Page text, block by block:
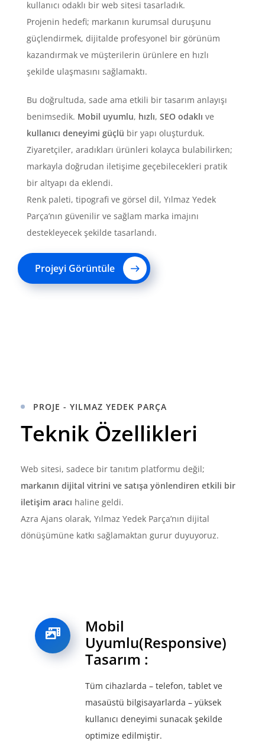
kullanıcı odaklı bir web sitesi tasarladık.
Projenin hedefi; markanın kurumsal duruşunu
güçlendirmek, dijitalde profesyonel bir görünüm
kazandırmak ve müşterilerin ürünlere en hızlı
şekilde ulaşmasını sağlamaktı.
Bu doğrultuda, sade ama etkili bir tasarım anlayışı
benimsedik. Mobil uyumlu, hızlı, SEO odaklı ve
kullanıcı deneyimi güçlü bir yapı oluşturduk.
Ziyaretçiler, aradıkları ürünleri kolayca bulabilirken;
markayla doğrudan iletişime geçebilecekleri pratik
bir altyapı da eklendi.
Renk paleti, tipografi ve görsel dil, Yılmaz Yedek
Parça’nın güvenilir ve sağlam marka imajını
destekleyecek şekilde tasarlandı.
Projeyi Görüntüle
PROJE - YILMAZ YEDEK PARÇA
Teknik Özellikleri
Web sitesi, sadece bir tanıtım platformu değil;
markanın dijital vitrini ve satışa yönlendiren etkili bir
iletişim aracı haline geldi.
Azra Ajans olarak, Yılmaz Yedek Parça’nın dijital
dönüşümüne katkı sağlamaktan gurur duyuyoruz.
Mobil
Uyumlu(Responsive)
Tasarım :
Tüm cihazlarda – telefon, tablet ve
masaüstü bilgisayarlarda – yüksek
kullanıcı deneyimi sunacak şekilde
optimize edilmiştir.